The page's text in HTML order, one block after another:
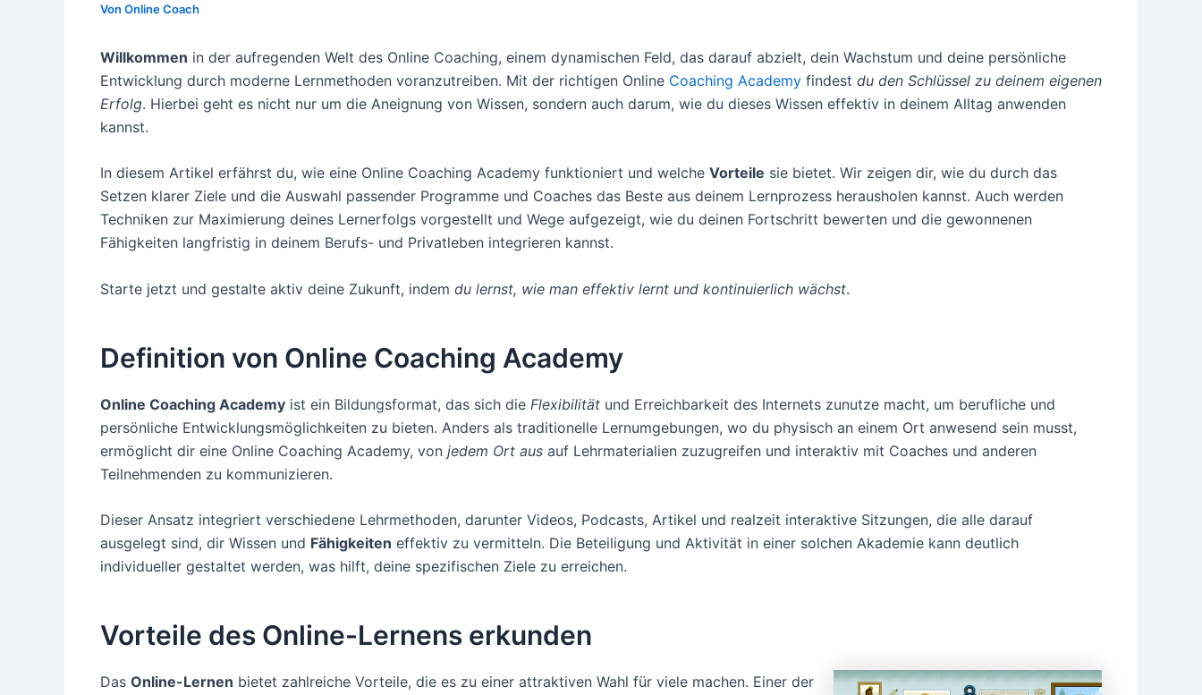
Von Online Coach
Willkommen in der aufregenden Welt des Online Coaching, einem dynamischen Feld, das darauf abzielt, dein Wachstum und deine persönliche
Entwicklung durch moderne Lernmethoden voranzutreiben. Mit der richtigen Online Coaching Academy findest du den Schlüssel zu deinem eigenen
Erfolg. Hierbei geht es nicht nur um die Aneignung von Wissen, sondern auch darum, wie du dieses Wissen effektiv in deinem Alltag anwenden
kannst.
In diesem Artikel erfährst du, wie eine Online Coaching Academy funktioniert und welche Vorteile sie bietet. Wir zeigen dir, wie du durch das
Setzen klarer Ziele und die Auswahl passender Programme und Coaches das Beste aus deinem Lernprozess herausholen kannst. Auch werden
Techniken zur Maximierung deines Lernerfolgs vorgestellt und Wege aufgezeigt, wie du deinen Fortschritt bewerten und die gewonnenen
Fähigkeiten langfristig in deinem Berufs- und Privatleben integrieren kannst.
Starte jetzt und gestalte aktiv deine Zukunft, indem du lernst, wie man effektiv lernt und kontinuierlich wächst.
Definition von Online Coaching Academy
Online Coaching Academy ist ein Bildungsformat, das sich die Flexibilität und Erreichbarkeit des Internets zunutze macht, um berufliche und
persönliche Entwicklungsmöglichkeiten zu bieten. Anders als traditionelle Lernumgebungen, wo du physisch an einem Ort anwesend sein musst,
ermöglicht dir eine Online Coaching Academy, von jedem Ort aus auf Lehrmaterialien zuzugreifen und interaktiv mit Coaches und anderen
Teilnehmenden zu kommunizieren.
Dieser Ansatz integriert verschiedene Lehrmethoden, darunter Videos, Podcasts, Artikel und realzeit interaktive Sitzungen, die alle darauf
ausgelegt sind, dir Wissen und Fähigkeiten effektiv zu vermitteln. Die Beteiligung und Aktivität in einer solchen Akademie kann deutlich
individueller gestaltet werden, was hilft, deine spezifischen Ziele zu erreichen.
Vorteile des Online-Lernens erkunden
Das Online-Lernen bietet zahlreiche Vorteile, die es zu einer attraktiven Wahl für viele machen. Einer der